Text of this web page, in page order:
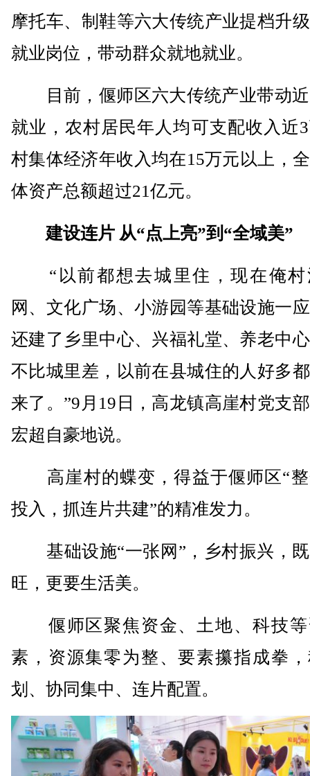
摩托车、制鞋等六大传统产业提档升
就业岗位，带动群众就地就业。
目前，偃师区六大传统产业带动近
就业，农村居民年人均可支配收入近
村集体经济年收入均在15万元以上，
体资产总额超过21亿元。
建设连片 从“点上亮”到“全域美”
“以前都想去城里住，现在俺村
网、文化广场、小游园等基础设施一
还建了乡里中心、兴福礼堂、养老中
不比城里差，以前在县城住的人好多
来了。”9月19日，高龙镇高崖村党支
宏超自豪地说。
高崖村的蝶变，得益于偃师区“整
投入，抓连片共建”的精准发力。
基础设施“一张网”，乡村振兴，
旺，更要生活美。
偃师区聚焦资金、土地、科技等
素，资源集零为整、要素攥指成拳
划、协同集中、连片配置。